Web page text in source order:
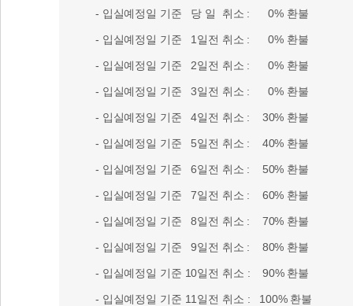
- 입실예정일 기준 당 일 취소 : 0% 환불
- 입실예정일 기준 1일전 취소 : 0% 환불
- 입실예정일 기준 2일전 취소 : 0% 환불
- 입실예정일 기준 3일전 취소 : 0% 환불
- 입실예정일 기준 4일전 취소 : 30% 환불
- 입실예정일 기준 5일전 취소 : 40% 환불
- 입실예정일 기준 6일전 취소 : 50% 환불
- 입실예정일 기준 7일전 취소 : 60% 환불
- 입실예정일 기준 8일전 취소 : 70% 환불
- 입실예정일 기준 9일전 취소 : 80% 환불
- 입실예정일 기준 10일전 취소 : 90% 환불
- 입실예정일 기준 11일전 취소 : 100% 환불